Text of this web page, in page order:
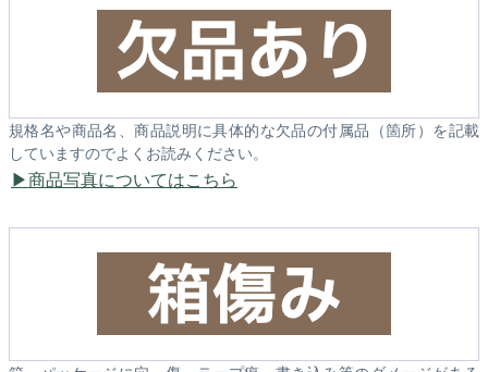
規格名や商品名、商品説明に具体的な欠品の付属品（箇所）を記載
していますのでよくお読みください。
商品写真についてはこちら